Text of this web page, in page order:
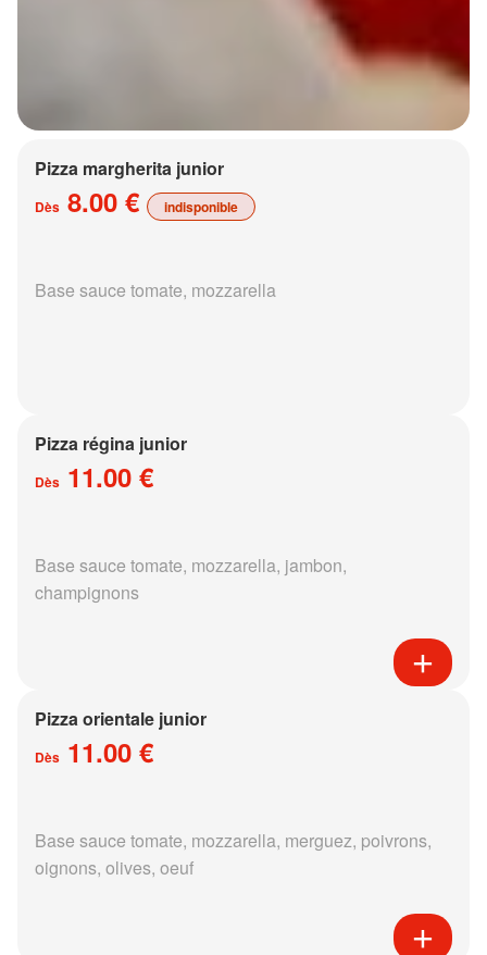
Pizza margherita junior
Dès 8.00 € indisponible
Base sauce tomate, mozzarella
Pizza régina junior
Dès 11.00 €
Base sauce tomate, mozzarella, jambon,
champignons
Pizza orientale junior
Dès 11.00 €
Base sauce tomate, mozzarella, merguez, poivrons,
oignons, olives, oeuf